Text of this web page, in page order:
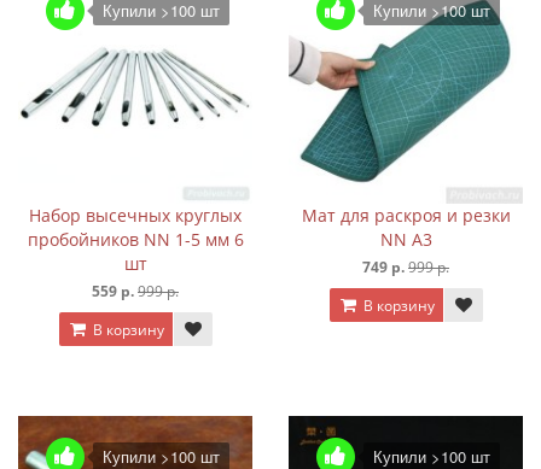
Купили >100 шт
Набор высечных круглых
пробойников NN 1-5 мм 6
шт
559 р.999 р.
В корзину
Купили >100 шт
Мат для раскроя и резки
NN А3
749 р.999 р.
В корзину
Купили >100 шт Купили >100 шт